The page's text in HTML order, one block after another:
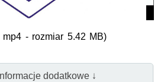
mp4 - rozmiar 5.42 MB)
dodatkowe ↓